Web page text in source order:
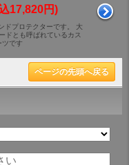
17,820円)
ドプロテクターです。 大
ドとも呼ばれているカス
ツです
ページの先頭へ戻る